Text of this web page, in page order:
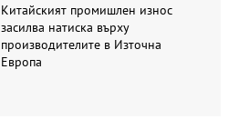
Китайският промишлен износ
засилва натиска върху
производителите в Източна
Европа